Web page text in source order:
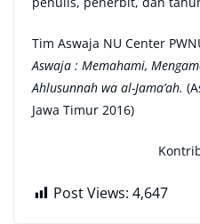
Tim Aswaja NU Center
Aswaja : Memahami,
Ahlusunnah wa al-Jama’ah.
Jawa Timur 2016)
Post Views: 4,647